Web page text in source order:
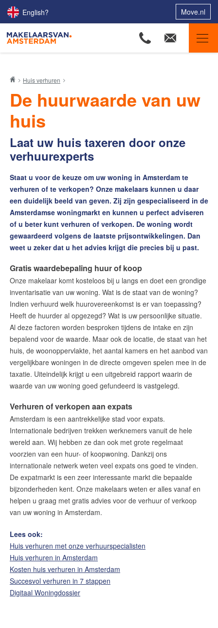
English? Move.nl
Ons aanbod
Woningzoekers
Onze makelaars
Onze expertises
Huis verkopen
Huis kopen
Uw huis verhuren
De huurwaarde van uw huis
Huis verhuren in Amsterdam
Kosten verhuur
Succesvol verhuren in 7 stappen
Ons aanbod huurwoningen
Onze diensten
Contact
Word jij onze nieuwe makelaar?
Woning Waarde Adviesdagen
De waarde van uw woning
Blog
De Amsterdamse woningmarkt
verandert
Lees de blog vanRedactie Makelaars van
Amsterdam
Maak een afspraak
Makelaars van Amsterdam
+31 (0)20 333 11 10
English?
Huis verhuren
De huurwaarde van uw
huis
Laat uw huis taxeren door onze
verhuurexperts
Staat u voor de keuze om uw woning in Amsterdam te
verhuren of te verkopen? Onze makelaars kunnen u daar
een duidelijk beeld van geven. Zij zijn gespecialiseerd in de
Amsterdamse woningmarkt en kunnen u perfect adviseren
of u beter kunt verhuren of verkopen. De woning wordt
gewaardeerd volgens de laatste prijsontwikkelingen. Dan
weet u zeker dat u het advies krijgt die precies bij u past.
Gratis waardebepaling huur of koop
Onze makelaar komt kosteloos bij u langs en doet een grondige
inventarisatie van uw woning. Wat is de staat van de woning?
Indien verhuurd welk huurovereenkomst is er van toepassing?
Heeft de huurder al opgezegd? Wat is uw persoonlijke situatie.
Al deze factoren worden besproken tijdens de intake en zijn
bepalend voor de waarde. Maar ook de locatie, de staat van het
huis, de woonoppervlakte, het aantal kamers en het aanbod van
vergelijkbare woningen in de directe omgeven spelen mee in de
taxatie. Uiteindelijk krijgt u een uitgebreid rapport waarin de
waarde van uw woning goed gefundeerd is vastgelegd.
Verhuren of verkopen aan expats
Amsterdam is een aantrekkelijke stad voor expats.
Internationale bedrijven trekken werknemers vanuit de hele
wereld aan. Wij hebben ze dan ook met grote regelmaat
voorzien van een huur- of koopwoning. Dankzij ons
internationale netwerk weten veel expats ons goed te vinden.
De expatmarkt is een zeer interessante markt die bepaalde
bijzonderheden kent. Onze makelaars weten er alles vanaf en
helpen u graag met gratis advies voor de verhuur of verkoop
van uw woning in Amsterdam.
Lees ook:
Huis verhuren met onze verhuurspecialisten
Huis verhuren in Amsterdam
Kosten huis verhuren in Amsterdam
Succesvol verhuren in 7 stappen
Digitaal Woningdossier